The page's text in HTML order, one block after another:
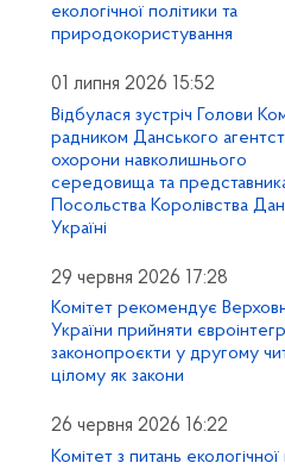
екологічної політики та
природокористування
01 липня 2026 15:52
Відбулася зустріч Голови
радником Данського
охорони навколишнього
середовища та
Посольства Королівства
Україні
29 червня 2026 17:28
Комітет рекомендує
України прийняти
законопроєкти у другому
цілому як закони
26 червня 2026 16:22
Комітет з питань екологічної